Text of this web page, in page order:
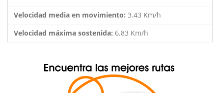
Velocidad media en movimiento: 3.43 Km/h
Velocidad máxima sostenida: 6.83 Km/h